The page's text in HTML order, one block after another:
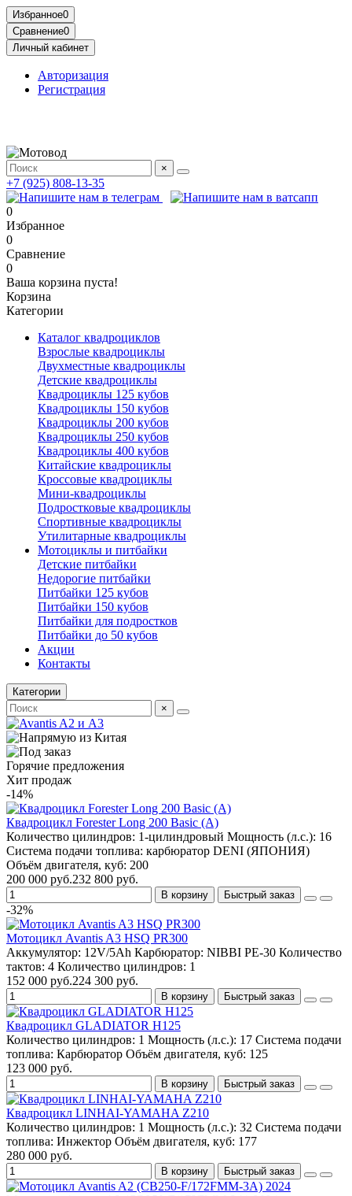
Избранное0
Сравнение0
Личный кабинет
Авторизация
Регистрация
×
+7 (925) 808-13-35
0
Избранное
0
Сравнение
0
Ваша корзина пуста!
Корзина
Категории
Каталог квадроциклов
Взрослые квадроциклы
Двухместные квадроциклы
Детские квадроциклы
Квадроциклы 125 кубов
Квадроциклы 150 кубов
Квадроциклы 200 кубов
Квадроциклы 250 кубов
Квадроциклы 400 кубов
Китайские квадроциклы
Кроссовые квадроциклы
Мини-квадроциклы
Подростковые квадроциклы
Спортивные квадроциклы
Утилитарные квадроциклы
Мотоциклы и питбайки
Детские питбайки
Недорогие питбайки
Питбайки 125 кубов
Питбайки 150 кубов
Питбайки для подростков
Питбайки до 50 кубов
Акции
Контакты
Категории
×
Горячие предложения
Хит продаж
-14%
Квадроцикл Forester Long 200 Basic (А)
Количество цилиндров: 1-цилиндровый Мощность (л.с.): 16
Система подачи топлива: карбюратор DENI (ЯПОНИЯ)
Объём двигателя, куб: 200
200 000 руб.232 800 руб.
В корзину Быстрый заказ
-32%
Мотоцикл Avantis A3 HSQ PR300
Аккумулятор: 12V/5Аh Карбюратор: NIBBI PE-30 Количество
тактов: 4 Количество цилиндров: 1
152 000 руб.224 300 руб.
В корзину Быстрый заказ
Квадроцикл GLADIATOR H125
Количество цилиндров: 1 Мощность (л.с.): 17 Система подачи
топлива: Карбюратор Объём двигателя, куб: 125
123 000 руб.
В корзину Быстрый заказ
Квадроцикл LINHAI-YAMAHA Z210
Количество цилиндров: 1 Мощность (л.с.): 32 Система подачи
топлива: Инжектор Объём двигателя, куб: 177
280 000 руб.
В корзину Быстрый заказ